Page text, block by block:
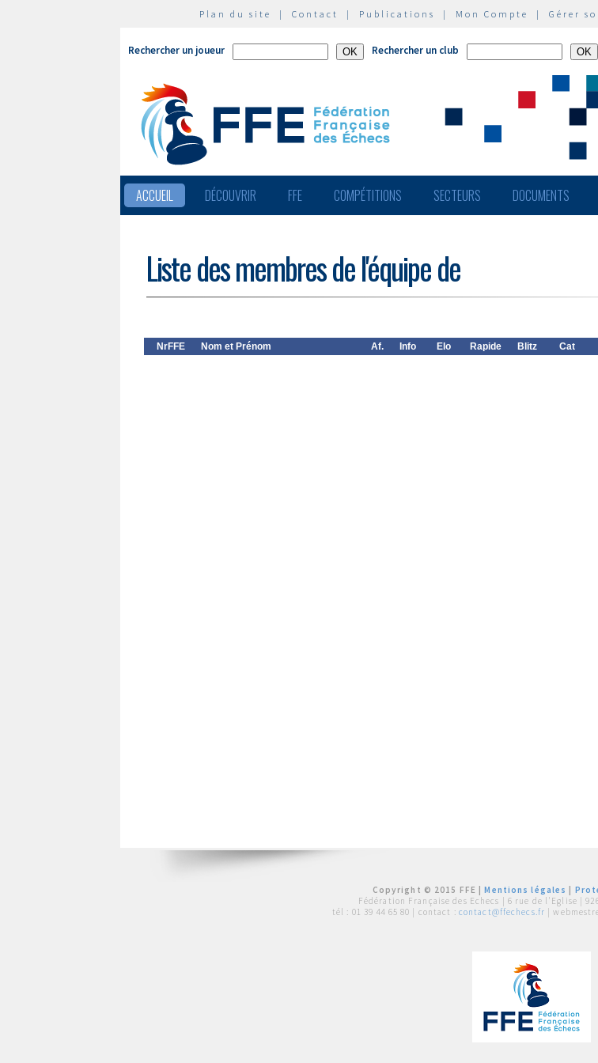
Plan du site | Contact | Publications | Mon Compte | Gérer
Rechercher un joueur Rechercher un club
ACCUEIL DÉCOUVRIR FFE COMPÉTITIONS SECTEURS DOCUMENTS
Liste des membres de l'équipe de
NrFFE Nom et Prénom Af. Info Elo Rapide Blitz Cat
Copyright © 2015 FFE |Mentions légales
Fédération Française des Echecs | 6 rue de l'Eglise |
tél : 01 39 44 65 80 | contact : contact@ffechecs.fr |